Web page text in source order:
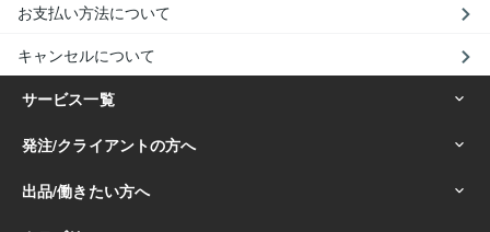
お支払い方法について
キャンセルについて